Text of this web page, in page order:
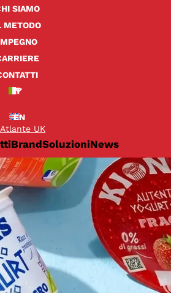
Atlante UK
SIAMO
METODO
IT
EN
BrandSoluzioniNews
per una nuova identità visiva